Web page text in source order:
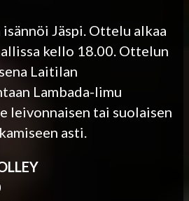
Jäspi. Ottelu alkaa
kello 18.00. Ottelun
Laitilan
Lambada-limu
leivonnaisen tai suolaisen
asti.